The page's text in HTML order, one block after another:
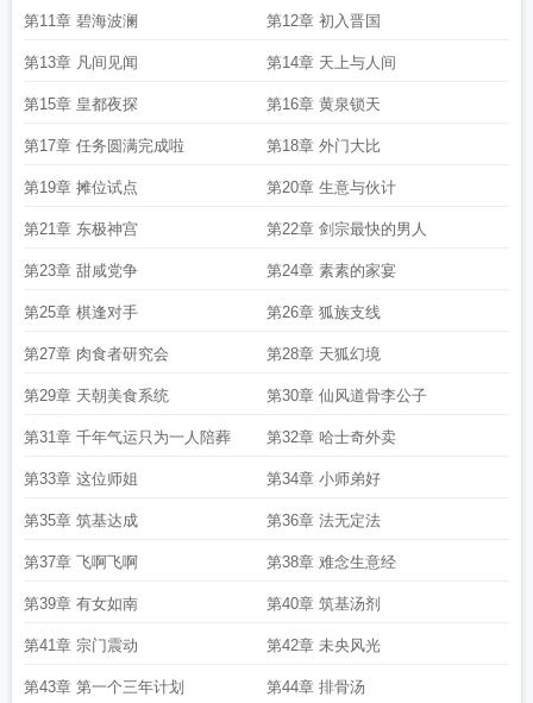
第11章 碧海波澜 第12章 初入晋国
第13章 凡间见闻 第14章 天上与人间
第15章 皇都夜探 第16章 黄泉锁天
第17章 任务圆满完成啦 第18章 外门大比
第19章 摊位试点 第20章 生意与伙计
第21章 东极神宫 第22章 剑宗最快的男人
第23章 甜咸党争 第24章 素素的家宴
第25章 棋逢对手 第26章 狐族支线
第27章 肉食者研究会 第28章 天狐幻境
第29章 天朝美食系统 第30章 仙风道骨李公子
第31章 千年气运只为一人陪葬 第32章 哈士奇外卖
第33章 这位师姐 第34章 小师弟好
第35章 筑基达成 第36章 法无定法
第37章 飞啊飞啊 第38章 难念生意经
第39章 有女如南 第40章 筑基汤剂
第41章 宗门震动 第42章 未央风光
第43章 第一个三年计划 第44章 排骨汤